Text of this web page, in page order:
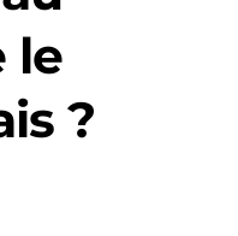
le
?